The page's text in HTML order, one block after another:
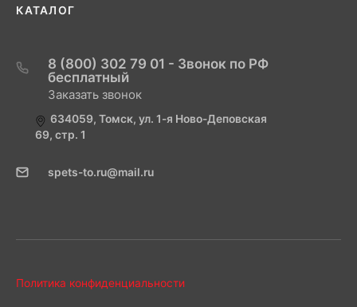
КАТАЛОГ
8 (800) 302 79 01 - Звонок по РФ
бесплатный
Заказать звонок
634059, Томск, ул. 1-я Ново-Деповская
69, стр. 1
spets-to.ru@mail.ru
Политика конфиденциальности